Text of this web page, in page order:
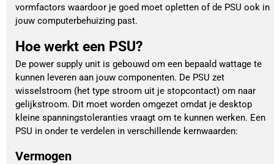
vormfactors waardoor je goed moet opletten of de PSU ook in
jouw computerbehuizing past.
Hoe werkt een PSU?
De power supply unit is gebouwd om een bepaald wattage te
kunnen leveren aan jouw componenten. De PSU zet
wisselstroom (het type stroom uit je stopcontact) om naar
gelijkstroom. Dit moet worden omgezet omdat je desktop
kleine spanningstoleranties vraagt om te kunnen werken. Een
PSU in onder te verdelen in verschillende kernwaarden:
Vermogen